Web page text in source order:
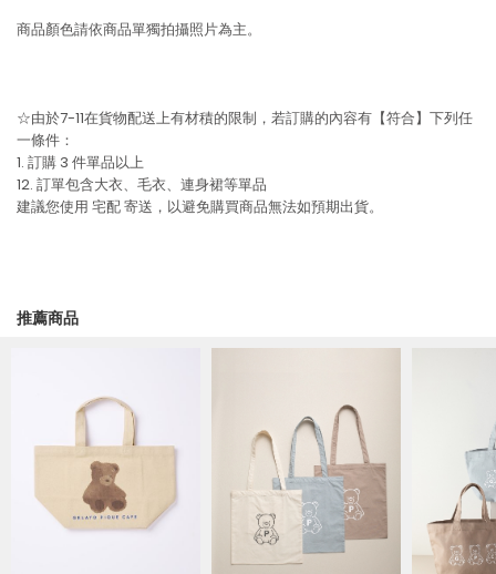
商品顏色請依商品單獨拍攝照片為主。
☆由於7-11在貨物配送上有材積的限制，若訂購的內容有【符合】下列任
一條件：
1. 訂購 3 件單品以上
12. 訂單包含大衣、毛衣、連身裙等單品
建議您使用 宅配寄送，以避免購買商品無法如預期出貨。
推薦商品